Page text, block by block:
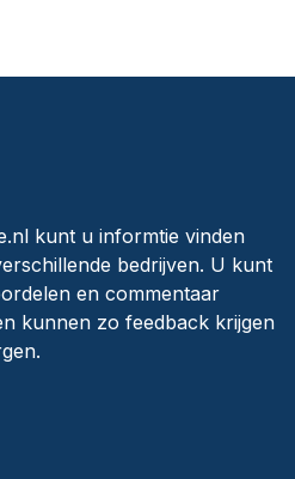
kunt u informtie vinden
bedrijven. U kunt
en commentaar
kunnen zo feedback krijgen